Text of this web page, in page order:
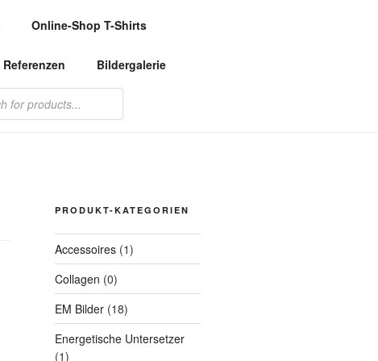
Online-Shop T-Shirts
Referenzen Bildergalerie
PRODUKT-KATEGORIEN
Accessoires (1)
Collagen (0)
EM Bilder (18)
Energetische Untersetzer
(1)